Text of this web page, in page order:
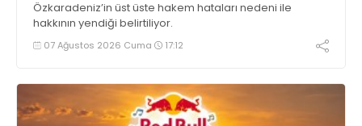
Özkaradeniz’in üst üste hakem hataları nedeni ile
hakkının yendiği belirtiliyor.
07 Ağustos 2026 Cuma 17:12